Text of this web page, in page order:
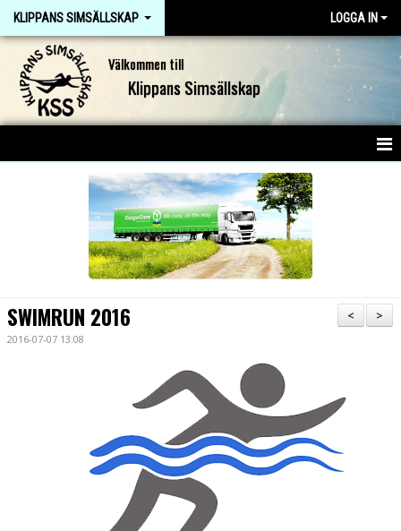
KLIPPANS SIMSÄLLSKAP LOGGA IN
Klippans Simsällskap
Välkommen till
DOKUMENT
>
<
SWIMRUN 2016
2016-07-07 13:08